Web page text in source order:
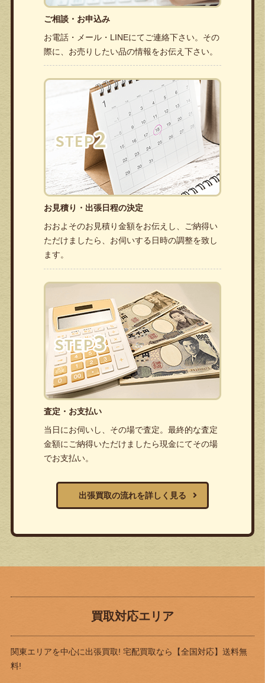
ご相談・お申込み
お電話・メール・LINEにてご連絡下さい。その
際に、お売りしたい品の情報をお伝え下さい。
お見積り・出張日程の決定
おおよそのお見積り金額をお伝えし、ご納得い
ただけましたら、お伺いする日時の調整を致し
ます。
査定・お支払い
当日にお伺いし、その場で査定。最終的な査定
金額にご納得いただけましたら現金にてその場
でお支払い。
出張買取の流れを詳しく見る
買取対応エリア
関東エリアを中心に出張買取! 宅配買取なら
【全国対応】送料無
料!